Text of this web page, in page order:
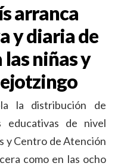
arranca
y diaria de
niñas y
la distribución de
educativas de nivel
y Centro de Atención
como en las ocho